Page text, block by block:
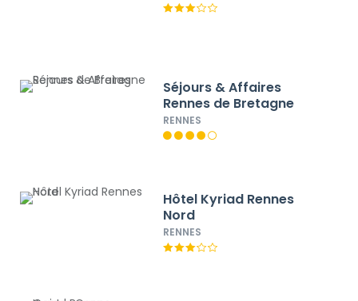
Séjours & Affaires
Rennes de Bretagne
RENNES
Hôtel Kyriad Rennes
Nord
RENNES